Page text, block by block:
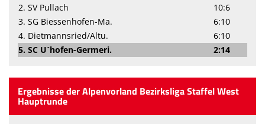
2. SV Pullach
10:6
3. SG Biessenhofen-Ma.
6:10
4. Dietmannsried/Altu.
6:10
5. SC U´hofen-Germeri.
2:14
Ergebnisse der Alpenvorland Bezirksliga Staffel West
Hauptrunde